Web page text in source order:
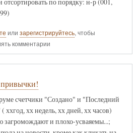
или зарегистрируйтесь, чтобы
комментарии
счетчики "Создано" и "Последний
( ххгод, хх недель, хх дней, хх часов)
загромождают и плохо-усваяемы...;